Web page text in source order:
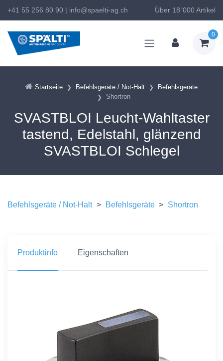
+41 55 256 80 90 | info@spaelti-ag.ch Über 18`000 Artikel
0
Startseite Befehlsgeräte / Not-Halt
Befehlsgeräte
Shortron
SVASTBLOI Leucht-Wahltaster
tastend, Edelstahl, glänzend
SVASTBLOI Schlegel
Befehlsgeräte / Not-Halt > Befehlsgeräte > Shortron
Produktinfo Eigenschaften